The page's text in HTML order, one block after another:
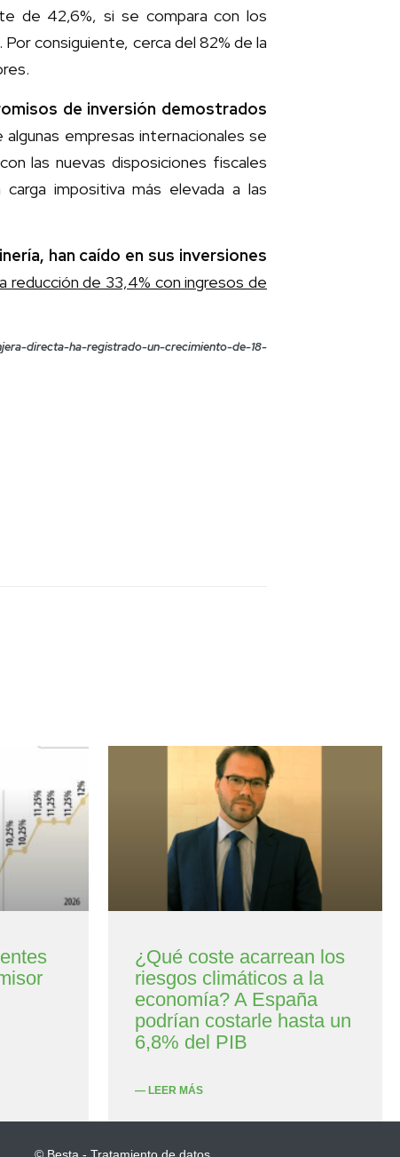
de 42,6%, si se compara con los
consiguiente, cerca del 82% de la
de inversión demostrados
empresas internacionales se
las nuevas disposiciones fiscales
impositiva más elevada a las
han caído en sus inversiones
reducción de 33,4% con ingresos de
directa-ha-registrado-un-crecimiento-de-18-
¿Qué coste acarrean los
riesgos climáticos a la
economía? A España
podrían costarle hasta un
6,8% del PIB
— LEER MÁS
© Besta - Tratamiento de datos